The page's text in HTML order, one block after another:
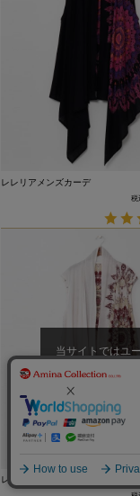
レレリアメンズカーデ
レレリアメンズカーデ
当サイトではユ